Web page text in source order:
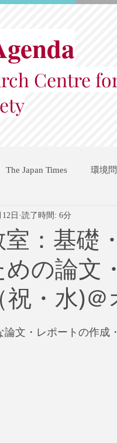
Centre
The Japan Times 環境
機関 地域振興
ビジネス リスク
ィング Global News
室：基礎
の論文
・水)＠
12日 読了時間: 6分
論文・レポートの作成